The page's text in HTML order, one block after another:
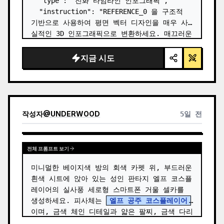
  "instruction": "REFERENCE_0 을 구조적
기반으로 사용하여 평면 벡터 디자인을 매우 사
실적인 3D 인포그래픽으로 변환하세요. 매끄러운
을 고화질 실사 3D 모델로 업그레이드하세요.",
  "style": {
지 질감의 양피지\…
지금 시도
작성자@UNDERWOOD 5일 전
전체 프롬프트 보기
미니멀한 베이지색 방의 회색 카펫 위, 부드러운
흰색 시트에 앉아 있는 성인 판타지 엘프 코스플
레이어의 실사풍 세로형 스마트폰 거울 셀카를
생성하세요. 피사체는
엘프 공주 코스플레이어
이며, 금색 체인 디테일과 얇은 팔찌, 금색 다리